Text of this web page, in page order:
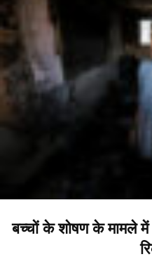
बच्चों के शोषण के मामले में